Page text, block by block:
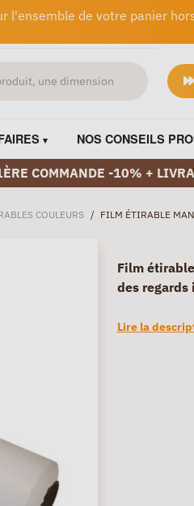
l'ensemble de votre panier
NOS CONSEILS
COMMANDE -10% +
COULEURS / FILM ÉTIRABLE
Film
des regards
Lire la